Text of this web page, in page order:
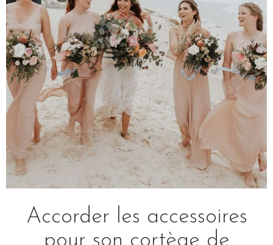
Accorder les accessoires
pour son cortège de